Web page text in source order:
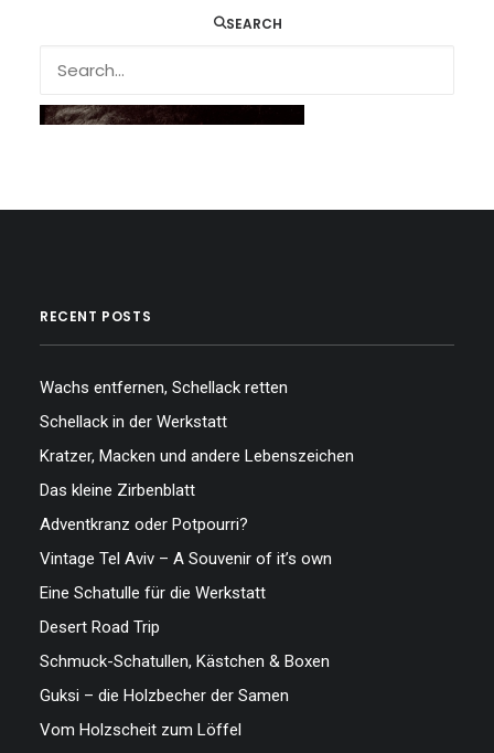
SEARCH
RECENT POSTS
Wachs entfernen, Schellack retten
Schellack in der Werkstatt
Kratzer, Macken und andere Lebenszeichen
Das kleine Zirbenblatt
Adventkranz oder Potpourri?
Vintage Tel Aviv – A Souvenir of it’s own
Eine Schatulle für die Werkstatt
Desert Road Trip
Schmuck-Schatullen, Kästchen & Boxen
Guksi – die Holzbecher der Samen
Vom Holzscheit zum Löffel